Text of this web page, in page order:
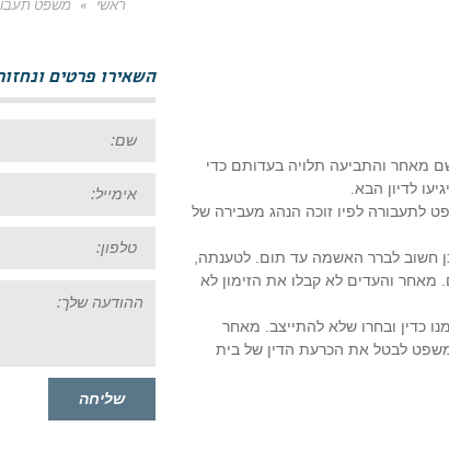
ראשי » משפט
מאחר והתביעה תלויה בעדותם כדי
לדיון הבא.
לתעבורה לפיו זוכה הנהג מעבירה של
חשוב לברר האשמה עד תום. לטענתה,
מאחר והעדים לא קבלו את הזימון לא
כדין ובחרו שלא להתייצב. מאחר
לבטל את הכרעת הדין של בית
השאירו פרטים
שלך:
שליחה